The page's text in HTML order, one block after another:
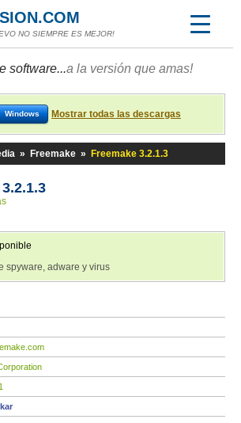
NO SIEMPRE ES MEJOR!
software...a la versión que amas!
Windows Mostrar todas las descargas
» Freemake » Freemake 3.2.1.3
spyware, adware y virus